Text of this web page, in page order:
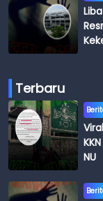
Terbaru
NU